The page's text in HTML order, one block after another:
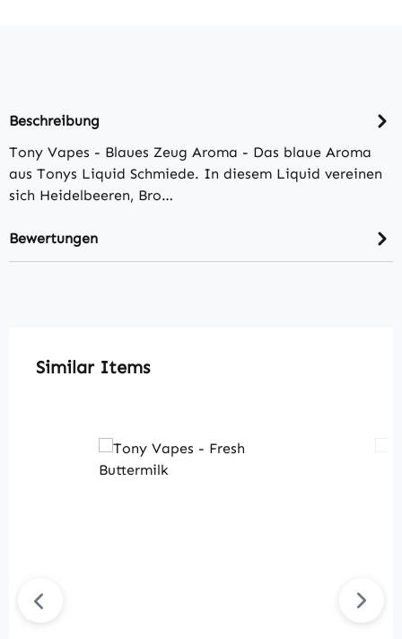
Beschreibung
Tony Vapes - Blaues Zeug Aroma - Das blaue Aroma
aus Tonys Liquid Schmiede. In diesem Liquid vereinen
sich Heidelbeeren, Bro…
Bewertungen
Produktgalerie überspringen
Similar Items